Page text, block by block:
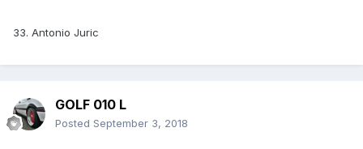
33. Antonio Juric
GOLF 010 L
Posted September 3, 2018